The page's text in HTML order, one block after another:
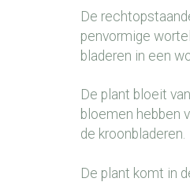
De
penvormige
bladeren in een
De plant bloeit
bloemen hebben
de kroonbladeren.
De plant komt in